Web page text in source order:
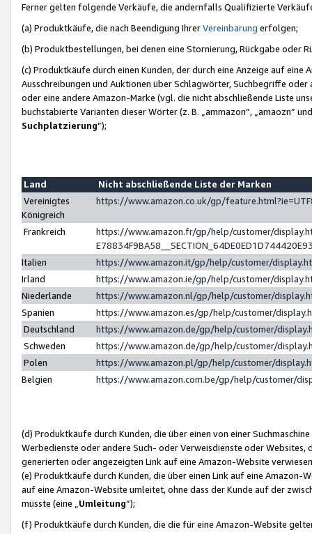
Ferner gelten folgende Verkäufe, die andernfalls Qualifizierte
(a) Produktkäufe, die nach Beendigung IhrerVereinbarung erfolgen;
(b) Produktbestellungen, bei denen eine Stornierung, Rückgabe oder
(c) Produktkäufe durch einen Kunden, der durch eine Anzeige auf
Ausschreibungen und Auktionen über Schlagwörter, Suchbegriffe
oder eine andere Amazon-Marke (vgl. die nicht abschließende Liste
buchstabierte Varianten dieser Wörter (z. B. „ammazon“, „amaozn“
Suchplatzierung”);
Land
Nicht abschließende Liste der Marken
Vereinigtes
Königreich
https://www.amazon.co.uk/gp/
Frankreich
https://www.amazon.fr/gp/help/customer/
Italien
https://www.amazon.it/gp/help/customer/
Irland
https://www.amazon.ie/gp/help/customer/
Niederlande
https://www.amazon.nl/gp/help/customer/
Spanien
https://www.amazon.es/gp/help/customer/
Deutschland
https://www.amazon.de/gp/help/customer/
Schweden
https://www.amazon.de/gp/help/customer/
Polen
https://www.amazon.pl/gp/help/customer/
Belgien
https://www.amazon.com.be/gp/help/customer/
(d) Produktkäufe durch Kunden, die über einen von einer
Werbedienste oder andere Such- oder Verweisdienste oder Websites,
generierten oder angezeigten Link auf eine Amazon-Website
(e) Produktkäufe durch Kunden, die über einen Link auf eine
auf eine Amazon-Website umleitet, ohne dass der Kunde auf der
müsste (eine „ Umleitung“);
(f) Produktkäufe durch Kunden, die die für eine Amazon-Website